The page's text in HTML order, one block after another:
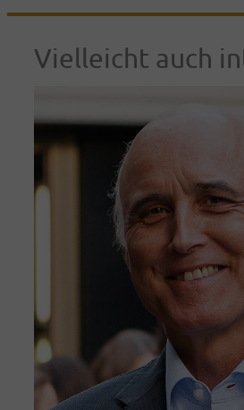
Vielleicht auch